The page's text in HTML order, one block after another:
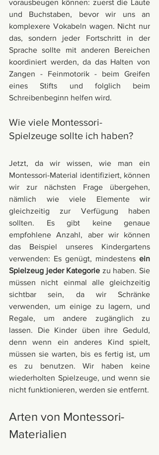
vorausbeugen können: zuerst die Laute
und Buchstaben, bevor wir uns an
komplexere Vokabeln wagen. Nicht nur
das, sondern jeder Fortschritt in der
Sprache sollte mit anderen Bereichen
koordiniert werden, da das Halten von
Zangen - Feinmotorik - beim Greifen
eines Stifts und folglich beim
Schreibenbeginn helfen wird.
Wie viele Montessori-
Spielzeuge sollte ich haben?
Jetzt, da wir wissen, wie man ein
Montessori-Material identifiziert, können
wir zur nächsten Frage übergehen,
nämlich wie viele Elemente wir
gleichzeitig zur Verfügung haben
sollten. Es gibt keine genaue
empfohlene Anzahl, aber wir können
das Beispiel unseres Kindergartens
verwenden: Es genügt, mindestens ein
Spielzeug jeder Kategorie zu haben. Sie
müssen nicht einmal alle gleichzeitig
sichtbar sein, da wir Schränke
verwenden, um einige zu lagern, und
Regale, um andere zugänglich zu
lassen. Die Kinder üben ihre Geduld,
denn wenn ein anderes Kind spielt,
müssen sie warten, bis es fertig ist, um
es zu benutzen. Wir haben keine
wiederholten Spielzeuge, und wenn sie
nicht funktionieren, werden sie entfernt.
Arten von Montessori-
Materialien